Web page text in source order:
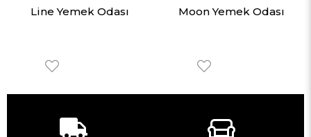
Line Yemek Odası Moon Yemek Odası